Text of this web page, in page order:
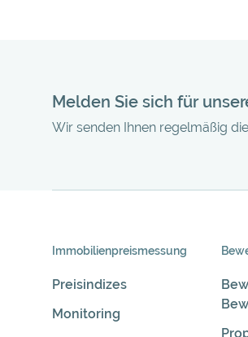
Melden Sie sich für
Wir senden Ihnen regelmäßig
Skip
Immobilienpreis­messung
Preisindizes
Monitoring